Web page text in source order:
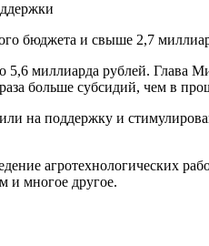
бюджета и свыше 2,7
миллиарда рублей. Глава
больше субсидий, чем в
на поддержку и
агротехнологических
и многое другое.